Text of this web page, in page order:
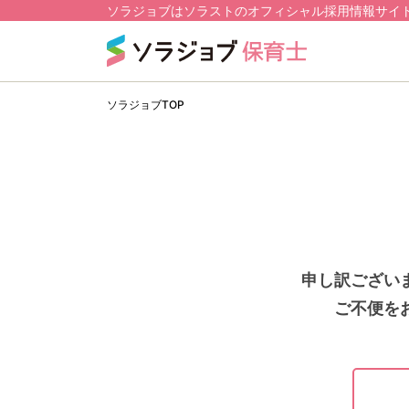
ソラジョブはソラストのオフィシャル採用情報サイ
ソラジョブTOP
申し訳ござい
ご不便を